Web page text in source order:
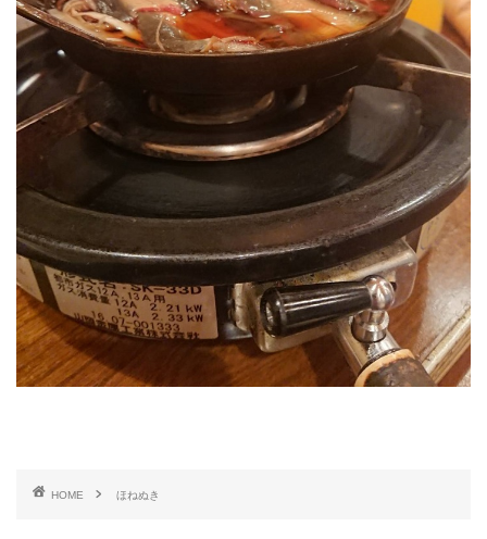
HOME ほねぬき